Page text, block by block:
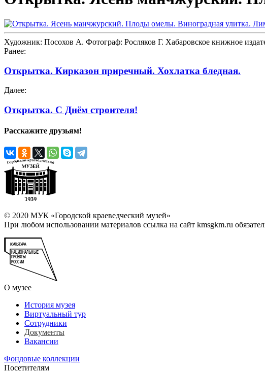
Художник: Посохов А. Фотограф: Росляков Г. Хабаровское книжное
Ранее:
Открытка. Кирказон приречный. Хохлатка бледная.
Далее:
Открытка. С Днём строителя!
Расскажите друзьям!
© 2020 МУК «Городской краеведческий музей»
При любом использовании материалов ссылка на сайт kmsgkm.ru
О музее
История музея
Виртуальный тур
Сотрудники
Документы
Вакансии
Фондовые коллекции
Посетителям